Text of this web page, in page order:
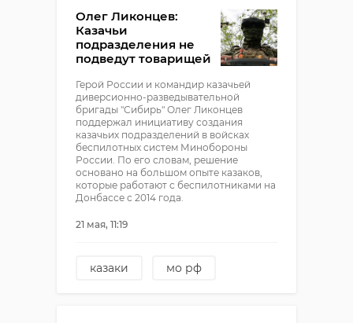
Олег Ликонцев:
Казачьи
подразделения не
подведут товарищей
Герой России и командир казачьей
диверсионно-разведывательной
бригады "Сибирь" Олег Ликонцев
поддержал инициативу создания
казачьих подразделений в войсках
беспилотных систем Минобороны
России. По его словам, решение
основано на большом опыте казаков,
которые работают с беспилотниками на
Донбассе с 2014 года.
21 мая, 11:19
казаки
мо рф